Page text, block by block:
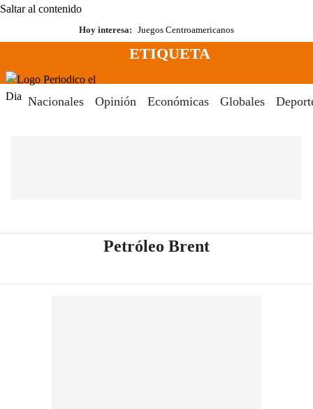
Saltar al contenido
Hoy interesa: Juegos Centroamericanos
Menú
ETIQUETA
Nacionales Opinión Económicas Globales
Petróleo Brent- Periódico